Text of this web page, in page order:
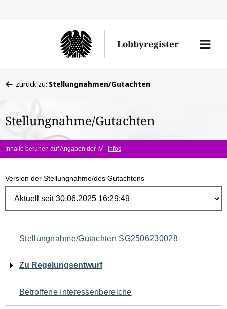
Lobbyregister
Menü
befinden
hier:
zurück zu: Stellungnahmen/Gutachten
Stellungnahme/Gutachten
Inhalte beruhen auf Angaben der IV - Infos
Version der Stellungnahme/des Gutachtens
Navigation
für
den
Seiteninhalt
Stellungnahme/Gutachten SG2506230028
Zu Regelungsentwurf
Betroffene Interessenbereiche